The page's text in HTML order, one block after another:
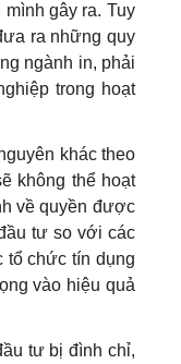
gây ra. Tuy
ra những quy
ngành in, phải
trong hoạt
khác theo
không thể hoạt
về quyền được
tư so với các
tổ chức tín dụng
vào hiệu quả
tư bị đình chỉ,